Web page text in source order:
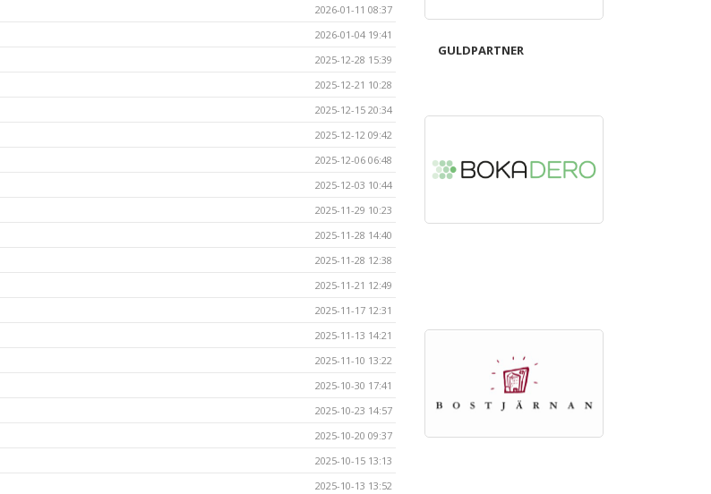
2026-01-11 08:37
2026-01-04 19:41
2025-12-28 15:39
2025-12-21 10:28
2025-12-15 20:34
2025-12-12 09:42
2025-12-06 06:48
2025-12-03 10:44
2025-11-29 10:23
2025-11-28 14:40
2025-11-28 12:38
2025-11-21 12:49
2025-11-17 12:31
2025-11-13 14:21
2025-11-10 13:22
2025-10-30 17:41
2025-10-23 14:57
2025-10-20 09:37
2025-10-15 13:13
2025-10-13 13:52
GULDPARTNER